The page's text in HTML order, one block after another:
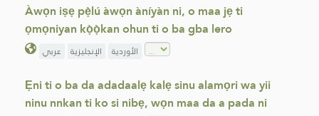
Àwọn iṣẹ pẹ̀lú àwọn àníyàn ni, o maa jẹ ti
ọmọniyan kọ̀ọ̀kan ohun ti o ba gba lero
عربي الإنجليزية الأوردية
Ẹni ti o ba da adadaalẹ kalẹ sinu alamọri wa yii
ninu nnkan ti ko si nibẹ, wọn maa da a pada ni